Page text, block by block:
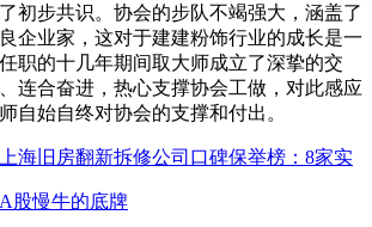
初步共识。协会的步队不竭强大，涵盖了
企业家，这对于建建粉饰行业的成长是一
职的十几年期间取大师成立了深挚的交
连合奋进，热心支撑协会工做，对此感应
自始自终对协会的支撑和付出。
海旧房翻新拆修公司口碑保举榜：8家实
A股慢牛的底牌